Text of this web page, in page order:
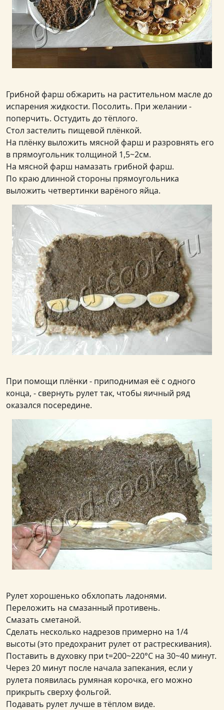
Грибной фарш обжарить на растительном масле до
испарения жидкости. Посолить. При желании -
поперчить. Остудить до тёплого.
Стол застелить пищевой плёнкой.
На плёнку выложить мясной фарш и разровнять его
в прямоугольник толщиной 1,5~2см.
На мясной фарш намазать грибной фарш.
По краю длинной стороны прямоугольника
выложить четвертинки варёного яйца.
При помощи плёнки - приподнимая её с одного
конца, - свернуть рулет так, чтобы яичный ряд
оказался посередине.
Рулет хорошенько обхлопать ладонями.
Переложить на смазанный противень.
Смазать сметаной.
Сделать несколько надрезов примерно на 1/4
высоты (это предохранит рулет от растрескивания).
Поставить в духовку при t=200~220°С на 30~40 минут.
Через 20 минут после начала запекания, если у
рулета появилась румяная корочка, его можно
прикрыть сверху фольгой.
Подавать рулет лучше в тёплом виде.